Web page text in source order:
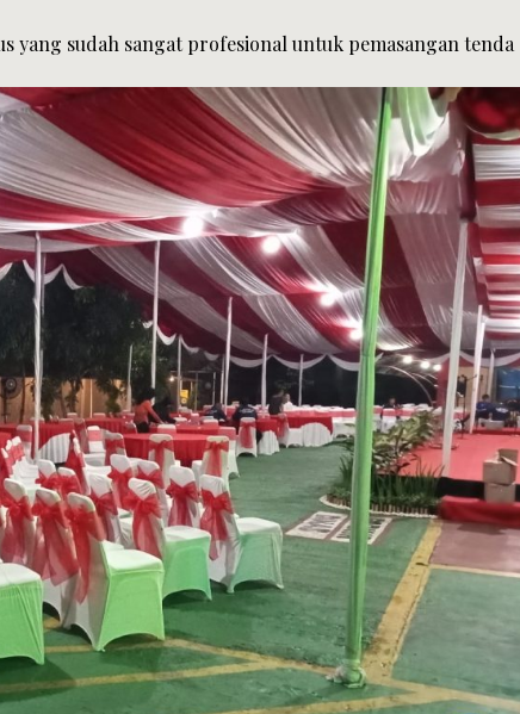
yang sudah sangat profesional untuk pemasangan tenda